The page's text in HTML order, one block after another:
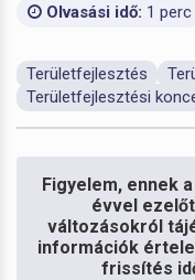
Olvasási idő: 1 perc
Területfejlesztés
Területfejlesztési
Figyelem, ennek
évvel
változásokról
információk
frissítés